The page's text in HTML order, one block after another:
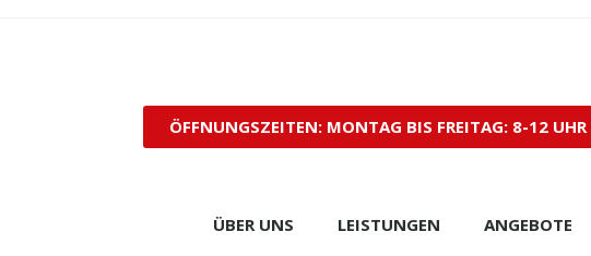
ÖFFNUNGSZEITEN: MONTAG BIS FREITAG: 8-12
ÜBER UNS LEISTUNGEN ANGEBOTE